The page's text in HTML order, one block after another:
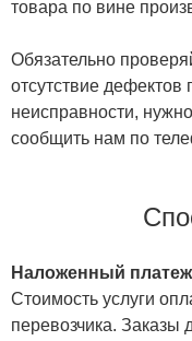
товара по вине
Обязательно
отсутствие
неисправности,
сообщить нам по
Наложенный
Стоимость услуги
перевозчика. Заказы